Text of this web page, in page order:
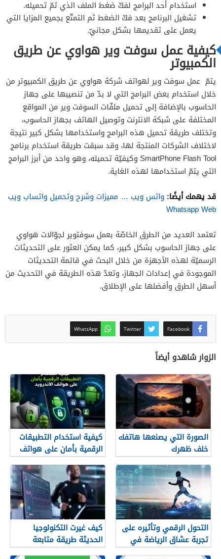
استخدام أحد البرامج لفكّ ضغط الملف الذي تمّ تحميله.
تشغيل البرنامج بعد فكّ الضغط ثم التمتّع بجميع المزايا التي
يعمل على تقديمها بشكل مجانيّ.
كيفية عمل سوفت وير هواوي عن طريق
الكمبيوتر
يتمّ عمل سوفت وير لهواتف شركة هواوي عن طريق الكمبيوتر من
خلال استخدام بعض البرامج التي لا بدّ من تنصيبها على جهاز
الحاسوب بالإضافة إلى تحميل ملفّات السوفت وير من المواقع
المختلفة على شبكة الانترنت وتوصيل الهاتف بجهاز الحاسوب،
وتختلف طريقة تحميل هذه البرامج واستخدامها بشكل كبير نتيجة
لاختلاف الشركات المنتجة لها، وقد سبقت طريقة استخدام برنامج
SmartPhone Flash Tool وكيفيّة تحميله، وهو واحد من أبرز البرامج
التي يتمّ استخدامها لهذه الغاية.
قد يهمك أيضًا: واتس ويب … مميزات وشرح وتحميل واتساب ويب
Whatsapp Web
تعتمد العديد من الطرق الخاصّة بعمل سوفتوير لجوّالات هواوي
على جهاز الحاسوب بشكل كبير، كما يمكن العثور على التحديثات
الرسميّة لهذه الأجهزة من خلال البحث في قائمة التحديثات
الموجودة في إعدادات الجهاز، وتعدّ هذه الطريقة في التحديث من
أسهل الطرق وأفضلها على الإطلاق.
Facebook
Twitter
WhatsApp
الزوار شاهدو أيضاً
الصورة التي يصنعها هاتفك
خلف ظهرك
كيفية استخدام التطبيقات
الرقمية بأمان على هواتف
الأندرويد
التحول الرقمي وتأثيره على
تجربة عشاق الرياضة في
الجزائر
كيف غيرت التكنولوجيا
الحديثة طريقة متابعة
المصريين للرياضة